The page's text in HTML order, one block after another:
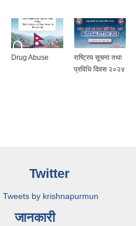
Drug Abuse
राष्ट्रिय सूचना तथा
प्रविधि दिवस २०२४
Twitter
Tweets by krishnapurmun
जानकारी